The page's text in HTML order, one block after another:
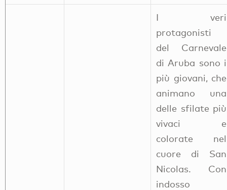
I veri
protagonisti
del Carnevale
di Aruba sono i
più giovani, che
animano una
delle sfilate più
vivaci e
colorate nel
cuore di San
Nicolas. Con
indosso